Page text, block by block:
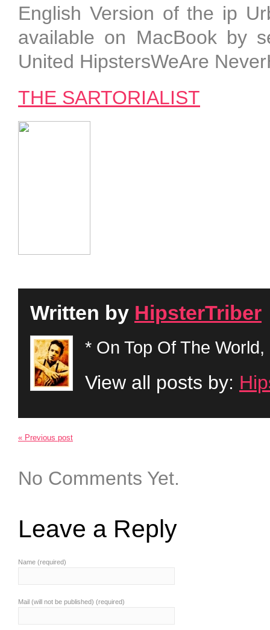
English Version of the ip
available on MacBook by
United HipstersWeAre
THE SARTORIALIST
Written by HipsterTriber
* On Top Of The
View all posts by:
« Previous post
No Comments Yet.
Leave a Reply
Name (required)
Mail (will not be published) (required)